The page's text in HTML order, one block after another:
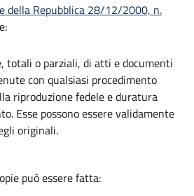
della Repubblica 28/12/2000, n.
totali o parziali, di atti e documenti
con qualsiasi procedimento
riproduzione fedele e duratura
Esse possono essere validamente
originali.
può essere fatta: